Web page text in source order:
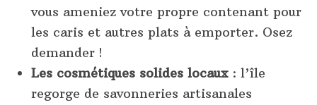
vous ameniez votre propre contenant pour
les caris et autres plats à emporter. Osez
demander !
Les cosmétiques solides locaux: l’île
regorge de savonneries artisanales